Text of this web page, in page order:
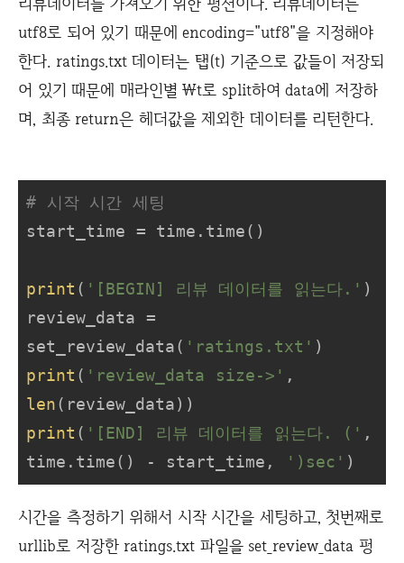
utf8로 되어 있기 때문에 encoding="utf8"을 지정해야
한다. ratings.txt 데이터는 탭(t) 기준으로 값들이 저장되
어 있기 때문에 매라인별 \t로 split하여 data에 저장하
며, 최종 return은 헤더값을 제외한 데이터를 리턴한다.
# 시작 시간 세팅
start_time = time.time()
print ( '[BEGIN] 리뷰 데이터를 읽는다.' )
review_data =
set_review_data( 'ratings.txt'
print ( 'review_data size->'
len
print ( '[END] 리뷰 데이터를 읽는다. (' ,
time.time() - start_time,
')sec' )
시간을 측정하기 위해서 시작 시간을 세팅하고, 첫번째로
urllib로 저장한 ratings.txt 파일을 set_review_data 펑